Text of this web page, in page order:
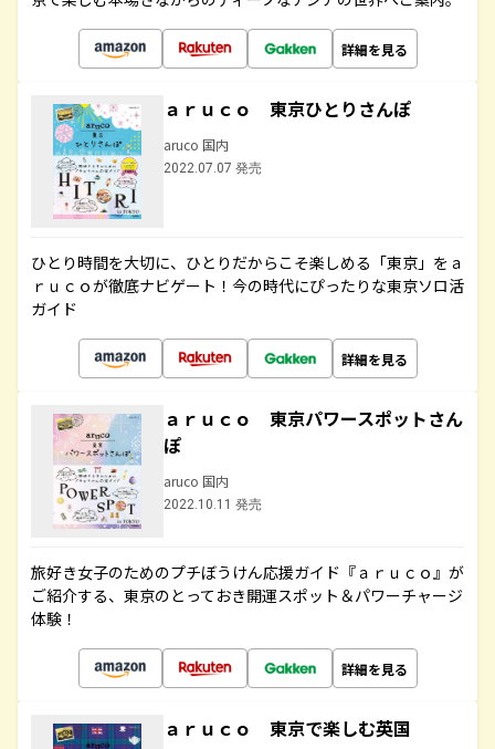
詳細を見る
ａｒｕｃｏ 東京ひとりさんぽ
aruco 国内
2022.07.07 発売
ひとり時間を大切に、ひとりだからこそ楽しめる「東京」をａ
ｒｕｃｏが徹底ナビゲート！今の時代にぴったりな東京ソロ活
ガイド
詳細を見る
ａｒｕｃｏ 東京パワースポットさん
ぽ
aruco 国内
2022.10.11 発売
旅好き女子のためのプチぼうけん応援ガイド『ａｒｕｃｏ』が
ご紹介する、東京のとっておき開運スポット＆パワーチャージ
体験！
詳細を見る
ａｒｕｃｏ 東京で楽しむ英国